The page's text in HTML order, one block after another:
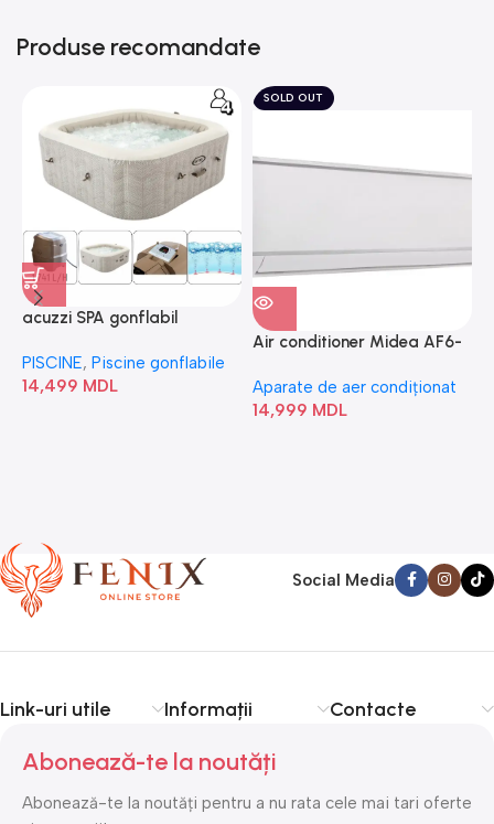
Produse recomandate
acuzzi SPA gonflabil
Bubble” 28446
PISCINE, Piscine gonflabile
14,499 MDL
SOLD OUT
Air conditioner Midea AF6-
Aparate de aer condiționat
14,999 MDL
Social Media
Link-uri utile Informații Contacte
Abonează-te la noutăți
Abonează-te la noutăți pentru a nu rata cele mai tari oferte